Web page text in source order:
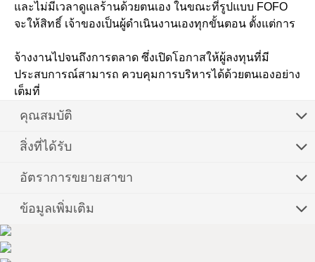
และไม่มีเวลาดูแลร้านด้วยตนเอง ในขณะที่รูปแบบ FOFO
จะให้สิทธิ์ เจ้าของเป็นผู้ดำเนินงานเองทุกขั้นตอน ตั้งแต่การ
จ้างงานไปจนถึงการตลาด ซึ่งเปิดโอกาสให้ผู้ลงทุนที่มี
ประสบการณ์สามารถ ควบคุมการบริหารได้ด้วยตนเองอย่าง
เต็มที่
คุณสมบัติ
สิ่งที่ได้รับ
อัตราการขยายสาขา
ข้อมูลเพิ่มเติม